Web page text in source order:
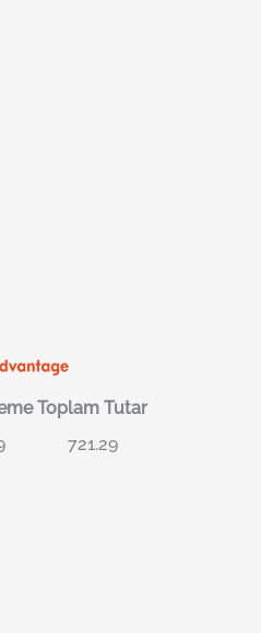
Toplam Tutar
721.29